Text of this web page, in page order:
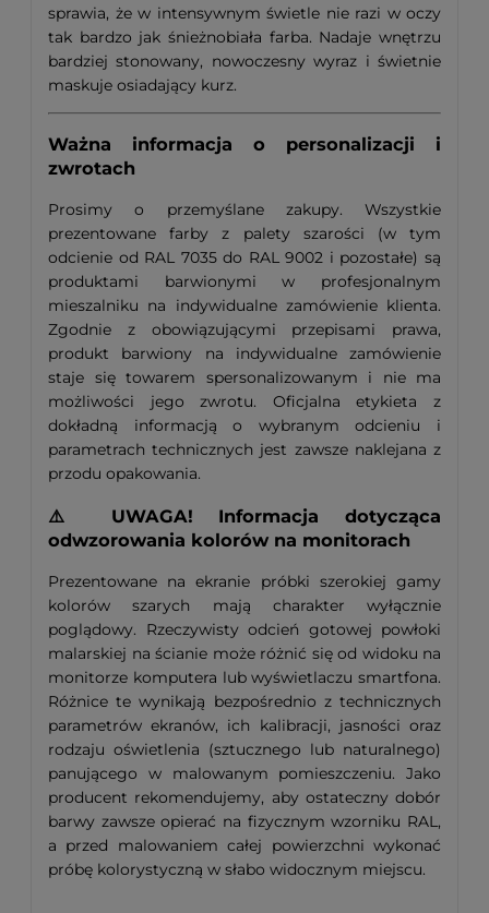
sprawia, że w intensywnym świetle nie razi w oczy
tak bardzo jak śnieżnobiała farba. Nadaje wnętrzu
bardziej stonowany, nowoczesny wyraz i świetnie
maskuje osiadający kurz.
Ważna informacja o personalizacji i
zwrotach
Prosimy o przemyślane zakupy. Wszystkie
prezentowane farby z palety szarości (w tym
odcienie od RAL 7035 do RAL 9002 i pozostałe) są
produktami barwionymi w profesjonalnym
mieszalniku na indywidualne zamówienie klienta.
Zgodnie z obowiązującymi przepisami prawa,
produkt barwiony na indywidualne zamówienie
staje się towarem spersonalizowanym i nie ma
możliwości jego zwrotu. Oficjalna etykieta z
dokładną informacją o wybranym odcieniu i
parametrach technicznych jest zawsze naklejana z
przodu opakowania.
⚠️ UWAGA! Informacja dotycząca
odwzorowania kolorów na monitorach
Prezentowane na ekranie próbki szerokiej gamy
kolorów szarych mają charakter wyłącznie
poglądowy. Rzeczywisty odcień gotowej powłoki
malarskiej na ścianie może różnić się od widoku na
monitorze komputera lub wyświetlaczu smartfona.
Różnice te wynikają bezpośrednio z technicznych
parametrów ekranów, ich kalibracji, jasności oraz
rodzaju oświetlenia (sztucznego lub naturalnego)
panującego w malowanym pomieszczeniu. Jako
producent rekomendujemy, aby ostateczny dobór
barwy zawsze opierać na fizycznym wzorniku RAL,
a przed malowaniem całej powierzchni wykonać
próbę kolorystyczną w słabo widocznym miejscu.